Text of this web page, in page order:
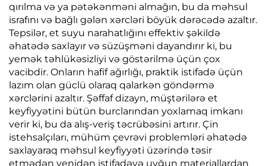
qırılma və ya pətəkənməni almağın, bu da məhsul
israfını və bağlı gələn xərcləri böyük dərəcədə azaltır.
Tepsilər, et suyu narahatlığını effektiv şəkildə
əhatədə saxlayır və süzüşməni dayandırır ki, bu
yemək təhlükəsizliyi və göstərilmə üçün çox
vacibdir. Onların hafif ağırlığı, praktik istifadə üçün
lazım olan güclü olaraq qalarkən göndərmə
xərclərini azaltır. Şəffaf dizayn, müştərilərə et
keyfiyyətini bütün burclarından yoxlamaq imkanı
verir ki, bu da alış-veriş təcrübəsini artırır. Çin
istehsalçıları, mühüm çevrəvi problemləri əhatədə
saxlayaraq məhsul keyfiyyəti üzərində təsir
etmədən yenidən istifadəyə uyğun materiallardan